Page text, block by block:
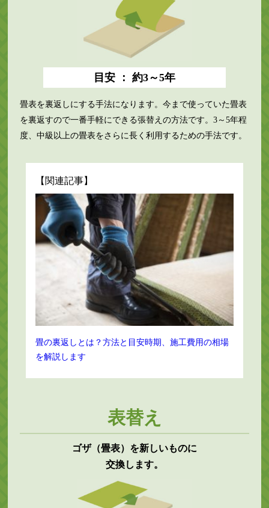
目安 ： 約3～5年
畳表を裏返しにする手法になります。今まで使っていた畳表
を裏返すので一番手軽にできる張替えの方法です。3～5年程
度、中級以上の畳表をさらに長く利用するための手法です。
【関連記事】
畳の裏返しとは？方法と目安時期、施工費用の相場
を解説します
表替え
ゴザ（畳表）を新しいものに
交換します。